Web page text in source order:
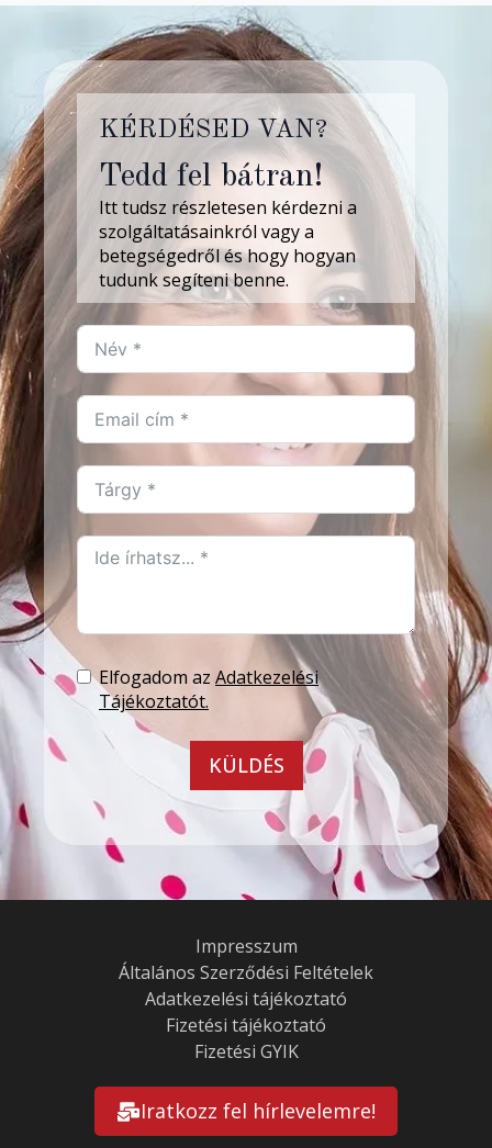
KÉRDÉSED VAN?
Tedd fel bátran!
Itt tudsz részletesen kérdezni a
szolgáltatásainkról vagy a
betegségedről és hogy hogyan
tudunk segíteni benne.
Elfogadom az Adatkezelési
Tájékoztatót.
KÜLDÉS
Impresszum
Általános Szerződési Feltételek
Adatkezelési tájékoztató
Fizetési tájékoztató
Fizetési GYIK
Iratkozz fel hírlevelemre!